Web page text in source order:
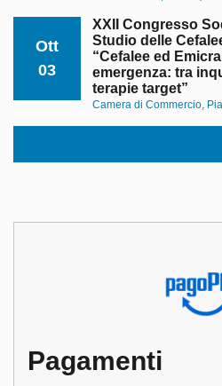
Ott
03
XXII Congresso
Studio delle
“Cefalee ed
emergenza: tra
terapie target”
Camera di Commercio,
Pagamenti